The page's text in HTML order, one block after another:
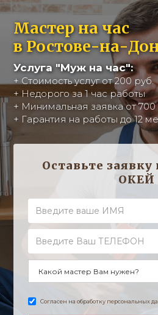
Мастер на час
в Ростове-на-
Услуга "Муж на час":
+ Стоимость услуг от 200 руб.
+ Недорого за 1 час работы
+ Минимальная заявка от 700
+ Гарантия на работы до 12
Оставьте заявку
ОКЕЙ
Согласен на обработку персональных